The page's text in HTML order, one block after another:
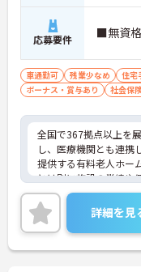
応募要件 ■無資
車通勤可 残業少なめ 住宅
ボーナス・賞与あり
社会保
全国で367拠点以上を
し、医療機関とも連携
提供する有料老人ホー
とは別に施設の業績や
る独自の特別報酬制度
への貢献が直接収入に
ある環境が整っていま
ーティングを通じてス
ており、平均勤続年数
詳細を見